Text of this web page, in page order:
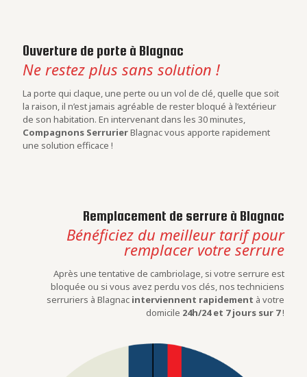
Ouverture de porte à Blagnac
Ne restez plus sans solution !
La porte qui claque, une perte ou un vol de clé, quelle que soit
la raison, il n’est jamais agréable de rester bloqué à l’extérieur
de son habitation. En intervenant dans les 30 minutes,
Compagnons SerrurierBlagnac vous apporte rapidement
une solution efficace !
Remplacement de serrure à Blagnac
Bénéficiez du meilleur tarif pour
remplacer votre serrure
Après une tentative de cambriolage, si votre serrure est
bloquée ou si vous avez perdu vos clés, nos techniciens
serruriers à Blagnac interviennent rapidement à votre
domicile 24h/24 et 7 jours sur 7!